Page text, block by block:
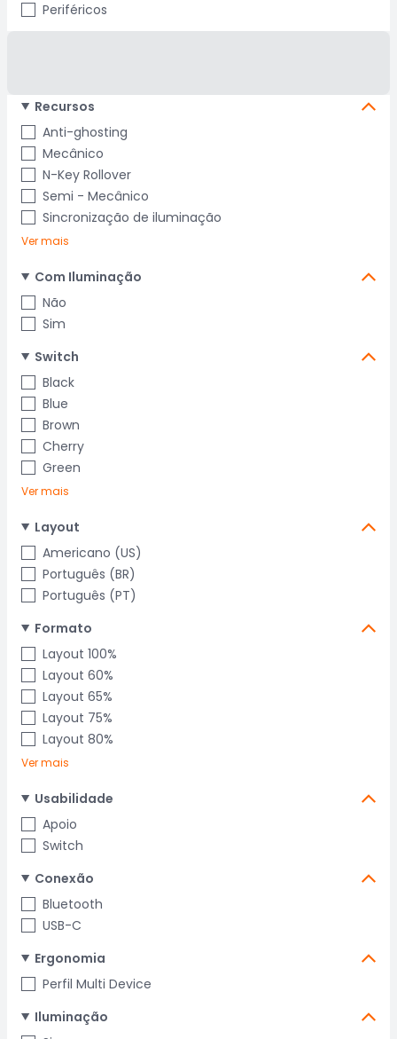
Periféricos
Recursos
Anti-ghosting
Mecânico
N-Key Rollover
Semi - Mecânico
Sincronização de iluminação
Ver mais
Com Iluminação
Não
Sim
Switch
Black
Blue
Brown
Cherry
Green
Ver mais
Layout
Americano (US)
Português (BR)
Português (PT)
Formato
Layout 100%
Layout 60%
Layout 65%
Layout 75%
Layout 80%
Ver mais
Usabilidade
Apoio
Switch
Conexão
Bluetooth
USB-C
Ergonomia
Perfil Multi Device
Iluminação